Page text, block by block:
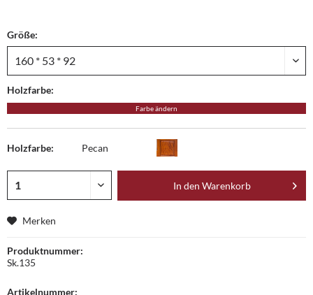
Größe:
Holzfarbe:
Farbe ändern
Holzfarbe: Pecan
In den Warenkorb
Merken
Produktnummer:
Sk.135
Artikelnummer: